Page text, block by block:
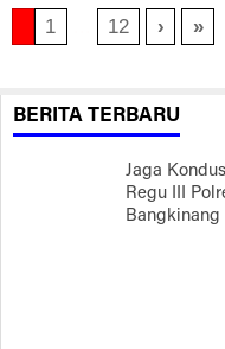
1 12 › »
BERITA TERBARU
Jaga
Regu III
Bangkinang